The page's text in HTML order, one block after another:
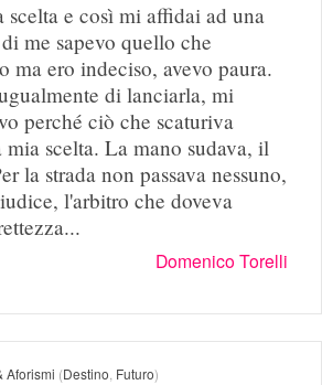
scelta e così mi affidai ad una
me sapevo quello che
ma ero indeciso, avevo paura.
di lanciarla, mi
perché ciò che scaturiva
mia scelta. La mano sudava, il
la strada non passava nessuno,
l'arbitro che doveva
Domenico Torelli
Aforismi (Destino, Futuro)